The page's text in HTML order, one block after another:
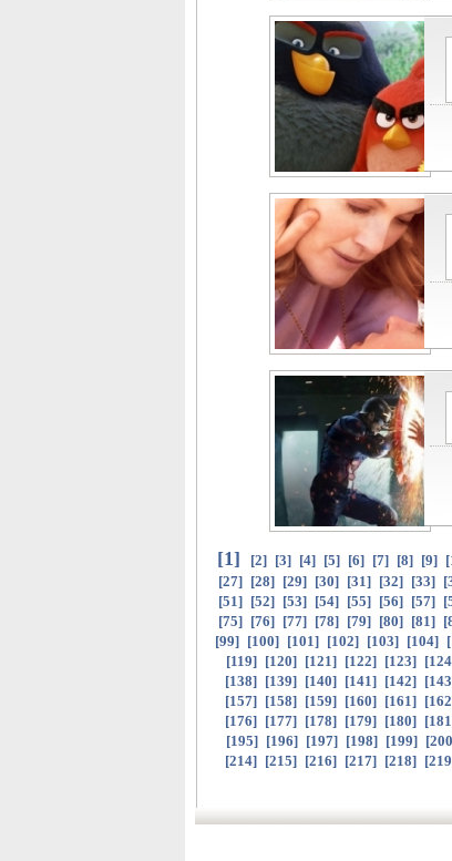
[1] [2] [3] [4] [5] [6] [7] [8] [9] [
[27] [28] [29] [30] [31] [32] [33] [
[51] [52] [53] [54] [55] [56] [57] [
[75] [76] [77] [78] [79] [80] [81] [
[99] [100] [101] [102] [103] [104] [
[119] [120] [121] [122] [123] [124
[138] [139] [140] [141] [142] [143
[157] [158] [159] [160] [161] [162
[176] [177] [178] [179] [180] [181
[195] [196] [197] [198] [199] [200
[214] [215] [216] [217] [218] [219